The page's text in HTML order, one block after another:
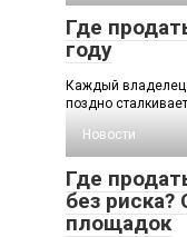
Где
году
Каждый владелец
поздно
Новости
Где
без
площадок